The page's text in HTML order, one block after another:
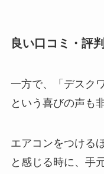
良い口コミ・評判
一方で、「デスク
という喜びの声も
エアコンをつける
と感じる時に、手